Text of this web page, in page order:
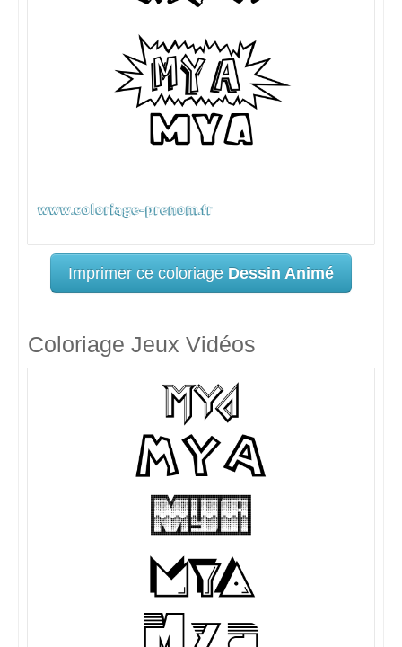
Imprimer ce coloriage Dessin Animé
Coloriage Jeux Vidéos